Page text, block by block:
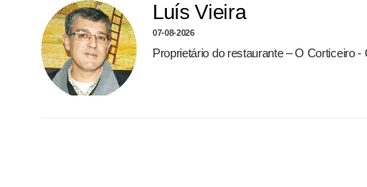
Luís Vieira
07-08-2026
Proprietário do restaurante – O Corticeiro